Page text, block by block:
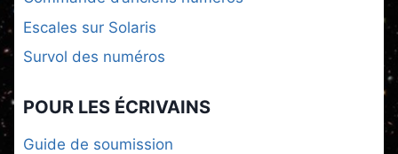
Escales sur Solaris
Survol des numéros
POUR LES ÉCRIVAINS
Guide de soumission